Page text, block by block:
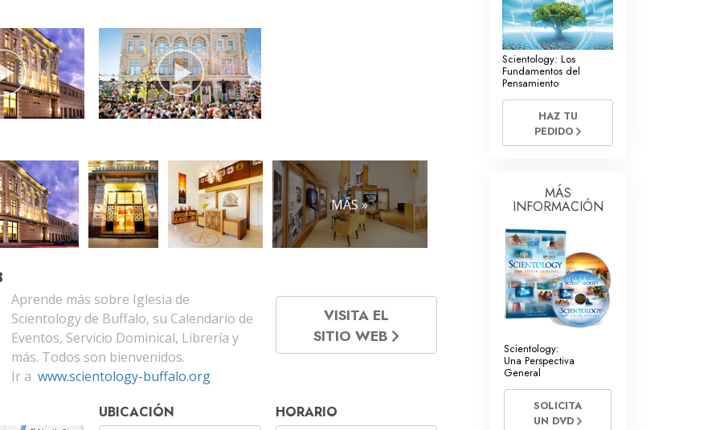
MÁS »
Aprende más sobre Iglesia de
Scientology de Buffalo, su Calendario de
Eventos, Servicio Dominical, Librería y
más. Todos son bienvenidos.
Ir a www.scientology-buffalo.org
VISITA EL
SITIO WEB
UBICACIÓN HORARIO
Scientology: Los
Fundamentos del
Pensamiento
HAZ TU
PEDIDO
MÁS
INFORMACIÓN
Scientology:
Una Perspectiva
General
SOLICITA
UN DVD